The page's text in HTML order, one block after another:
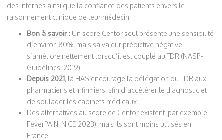
des internes ainsi que la confiance des patients envers le
raisonnement clinique de leur médecin.
Bon à savoir : Un score Centor seul présente une sensibilité
d’environ 80%, mais sa valeur prédictive négative
s’améliore nettement lorsqu’il est couplé au TDR (NASP-
Guidelines, 2019).
Depuis 2021, la HAS encourage la délégation du TDR aux
pharmaciens et infirmiers, afin d’accélérer le diagnostic et
de soulager les cabinets médicaux.
Des alternatives au score de Centor existent (par exemple
FeverPAIN, NICE 2023), mais ils sont moins utilisés en
France.